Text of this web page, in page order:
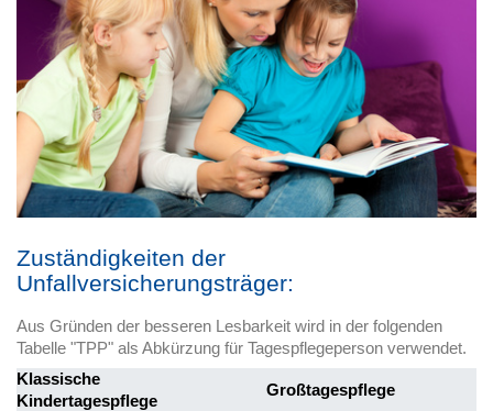
Zuständigkeiten der
Unfallversicherungsträger:
Aus Gründen der besseren Lesbarkeit wird in der folgenden
Tabelle "TPP" als Abkürzung für Tagespflegeperson verwendet.
Klassische
Kindertagespflege
Großtagespflege